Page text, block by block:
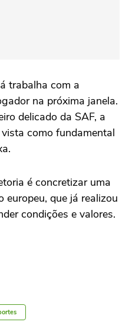
trabalha com a
na próxima janela.
delicado da SAF, a
como fundamental
é concretizar uma
europeu, que já realizou
condições e valores.